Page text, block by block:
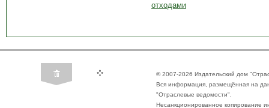
отходами
© 2007-2026 Издательский дом
Вся информация, размещённая на
"Отраслевые ведомости".
Несанкционированное копирование